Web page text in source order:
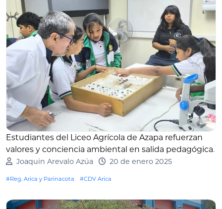
Estudiantes del Liceo Agrícola de Azapa refuerzan
valores y conciencia ambiental en salida pedagógica.
Joaquin Arevalo Azúa 20 de enero 2025
#Reg. Arica y Parinacota #CDV Arica